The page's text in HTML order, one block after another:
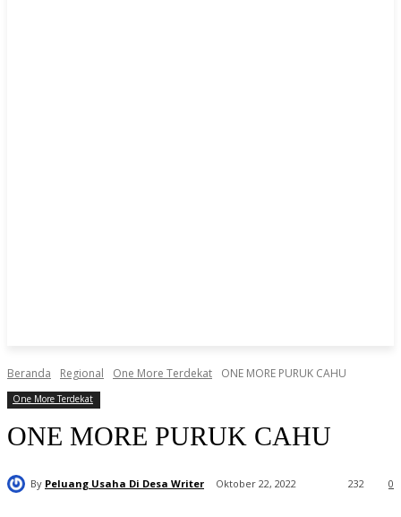
Beranda Regional One More Terdekat ONE MORE PURUK CAHU
One More Terdekat
ONE MORE PURUK CAHU
By Peluang Usaha Di Desa Writer Oktober 22, 2022 0
232